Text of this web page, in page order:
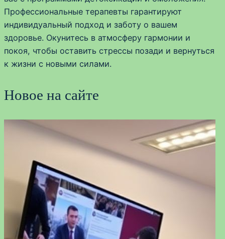
Профессиональные терапевты гарантируют
индивидуальный подход и заботу о вашем
здоровье. Окунитесь в атмосферу гармонии и
покоя, чтобы оставить стрессы позади и вернуться
к жизни с новыми силами.
Новое на сайте